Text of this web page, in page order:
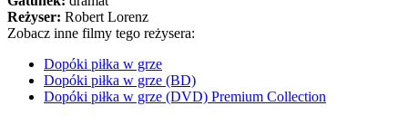
Reżyser: Robert Lorenz
Zobacz inne filmy tego reżysera:
Dopóki piłka w grze
Dopóki piłka w grze (BD)
Dopóki piłka w grze (DVD) Premium Collection